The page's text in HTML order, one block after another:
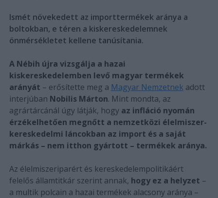
Ismét növekedett az importtermékek aránya a
boltokban, e téren a kiskereskedelemnek
önmérsékletet kellene tanúsítania.
A Nébih újra vizsgálja a hazai
kiskereskedelemben levő magyar termékek
arányát – erősítette meg a Magyar Nemzetnek adott
interjúban Nobilis Márton. Mint mondta, az
agrártárcánál úgy látják, hogy az infláció nyomán
érzékelhetően megnőtt a nemzetközi élelmiszer-
kereskedelmi láncokban az import és a saját
márkás – nem itthon gyártott – termékek aránya.
Az élelmiszeriparért és kereskedelempolitikáért
felelős államtitkár szerint annak, hogy ez a helyzet –
a multik polcain a hazai termékek alacsony aránya –